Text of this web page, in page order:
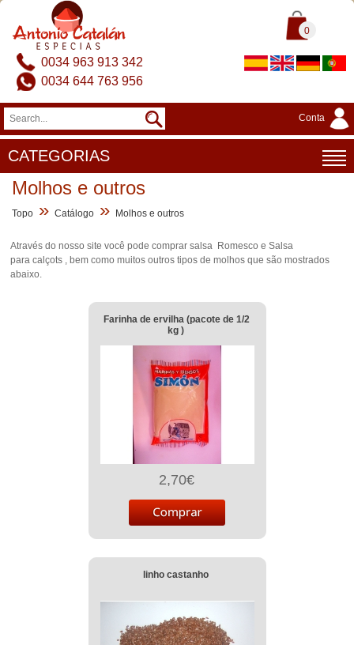
0
0034 963 913 342
0034 644 763 956
Conta
CATEGORIAS
Molhos e outros
Topo » Catálogo » Molhos e outros
Através do nosso site você pode comprar salsa Romesco e Salsa
para calçots , bem como muitos outros tipos de molhos que são mostrados
abaixo.
Farinha de ervilha (pacote de 1/2
kg )
2,70€
linho castanho